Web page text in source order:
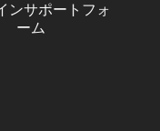
ンサポートフォ
ーム